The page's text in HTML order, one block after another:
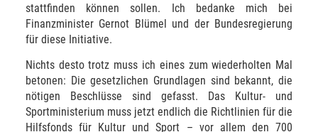
stattfinden können sollen. Ich bedanke mich bei
Finanzminister Gernot Blümel und der Bundesregierung
für diese Initiative.
Nichts desto trotz muss ich eines zum wiederholten Mal
betonen: Die gesetzlichen Grundlagen sind bekannt, die
nötigen Beschlüsse sind gefasst. Das Kultur- und
Sportministerium muss jetzt endlich die Richtlinien für die
Hilfsfonds für Kultur und Sport – vor allem den 700